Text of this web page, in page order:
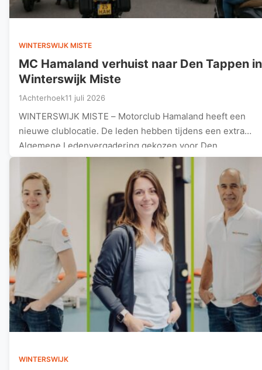
WINTERSWIJK MISTE
MC Hamaland verhuist naar Den Tappen in
Winterswijk Miste
1Achterhoek11 juli 2026
WINTERSWIJK MISTE – Motorclub Hamaland heeft een
nieuwe clublocatie. De leden hebben tijdens een extra
Algemene Ledenvergadering gekozen voor Den…
WINTERSWIJK